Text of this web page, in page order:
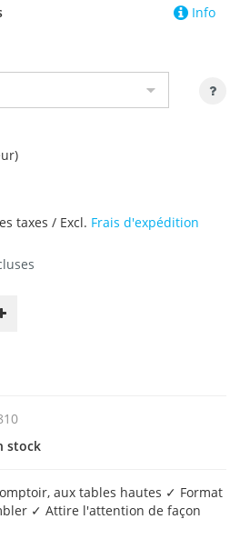
Info
taxes / Excl. Frais d'expédition
stock
aux tables hautes ✓ Format
✓ Attire l'attention de façon